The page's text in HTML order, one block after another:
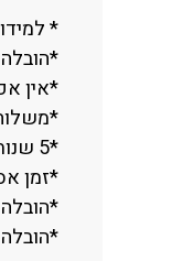
*
*הובלה
*אין
*משלוח
*5 שנות אחריות
*זמן אספקה:
*הובלה
*הובלה